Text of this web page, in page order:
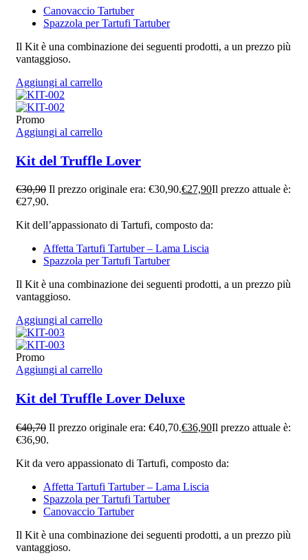
Canovaccio Tartuber
Spazzola per Tartufi Tartuber
Il Kit è una combinazione dei seguenti prodotti, a un prezzo più
vantaggioso.
Aggiungi al carrello
Promo
Aggiungi al carrello
Kit del Truffle Lover
€30,90 Il prezzo originale era: €30,90.€27,90Il prezzo attuale è:
€27,90.
Kit dell’appassionato di Tartufi, composto da:
Affetta Tartufi Tartuber – Lama Liscia
Spazzola per Tartufi Tartuber
Il Kit è una combinazione dei seguenti prodotti, a un prezzo più
vantaggioso.
Aggiungi al carrello
Promo
Aggiungi al carrello
Kit del Truffle Lover Deluxe
€40,70 Il prezzo originale era: €40,70.€36,90Il prezzo attuale è:
€36,90.
Kit da vero appassionato di Tartufi, composto da:
Affetta Tartufi Tartuber – Lama Liscia
Spazzola per Tartufi Tartuber
Canovaccio Tartuber
Il Kit è una combinazione dei seguenti prodotti, a un prezzo più
vantaggioso.